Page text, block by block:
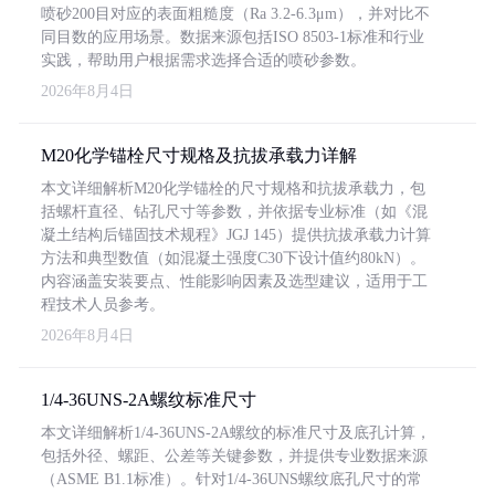
喷砂200目对应的表面粗糙度（Ra 3.2-6.3μm），并对比不
同目数的应用场景。数据来源包括ISO 8503-1标准和行业
实践，帮助用户根据需求选择合适的喷砂参数。
2026年8月4日
M20化学锚栓尺寸规格及抗拔承载力详解
本文详细解析M20化学锚栓的尺寸规格和抗拔承载力，包
括螺杆直径、钻孔尺寸等参数，并依据专业标准（如《混
凝土结构后锚固技术规程》JGJ 145）提供抗拔承载力计算
方法和典型数值（如混凝土强度C30下设计值约80kN）。
内容涵盖安装要点、性能影响因素及选型建议，适用于工
程技术人员参考。
2026年8月4日
1/4-36UNS-2A螺纹标准尺寸
本文详细解析1/4-36UNS-2A螺纹的标准尺寸及底孔计算，
包括外径、螺距、公差等关键参数，并提供专业数据来源
（ASME B1.1标准）。针对1/4-36UNS螺纹底孔尺寸的常